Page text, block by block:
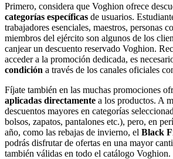
Primero, considera que Voghion ofrece
categorías específicas de usuarios.
trabajadores esenciales, maestros, personas
miembros del ejército son algunos de los
canjear un descuento reservado Voghion.
acceder a la promoción dedicada, es
condición a través de los canales oficiales
Fíjate también en las muchas promociones
aplicadas directamente a los productos. A
descuentos mayores en categorías
bolsos, zapatos, pantalones etc.), pero, en
año, como las rebajas de invierno, el Black
podrás disfrutar de ofertas en una mayor
también válidas en todo el catálogo Voghion.